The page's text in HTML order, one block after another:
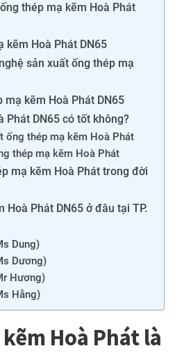
thép mạ kẽm Hoà Phát
kẽm Hoà Phát DN65
sản xuất ống thép mạ
mạ kẽm Hoà Phát DN65
Phát DN65 có tốt không?
ống thép mạ kẽm Hoà Phát
thép mạ kẽm Hoà Phát
mạ kẽm Hoà Phát trong đời
Hoà Phát DN65 ở đâu tại TP.
Dung)
Dương)
Hương)
Hằng)
Hoà Phát là